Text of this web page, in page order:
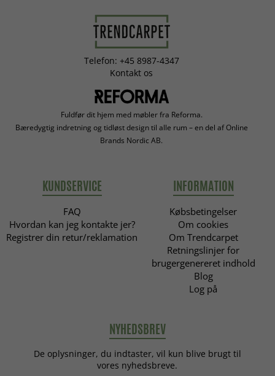
Telefon: +45 8987-4347
Kontakt os
Fuldfør dit hjem med møbler fra Reforma.
Bæredygtig indretning og tidløst design til alle rum – en del af Online
Brands Nordic AB.
KUNDSERVICE
FAQ
Hvordan kan jeg kontakte jer?
Registrer din retur/reklamation
INFORMATION
Købsbetingelser
Om cookies
Om Trendcarpet
Retningslinjer for
brugergenereret indhold
Blog
Log på
NYHEDSBREV
De oplysninger, du indtaster, vil kun blive brugt til
vores nyhedsbreve.